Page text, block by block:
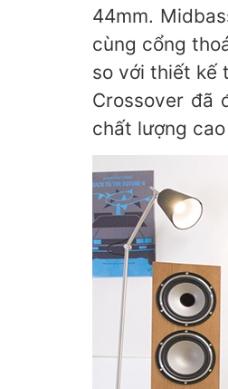
44mm.
cùng cổng
so với thiết kế
Crossover đã
chất lượng